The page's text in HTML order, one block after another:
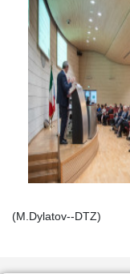
(M.Dylatov--DTZ)